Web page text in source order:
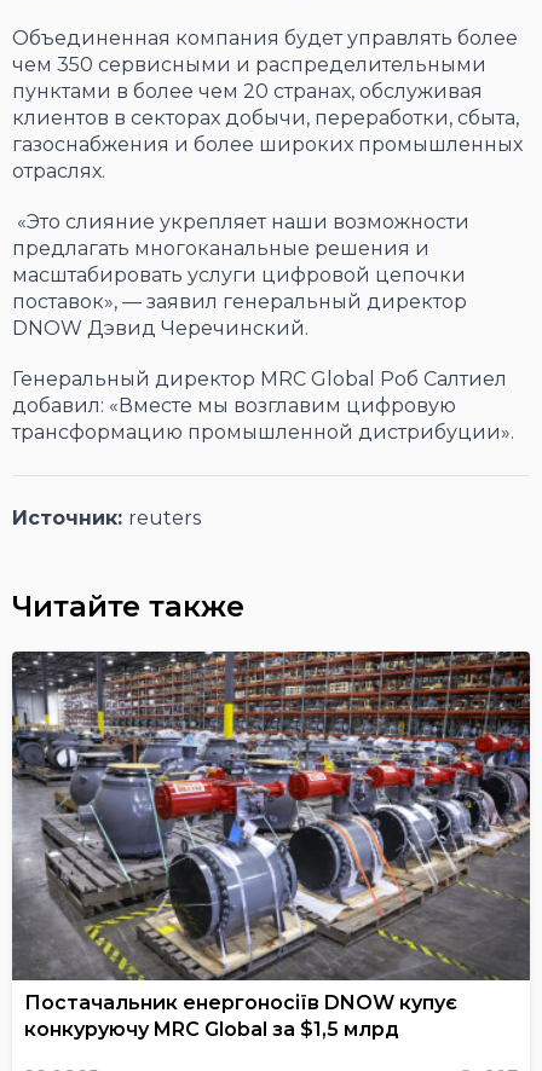
Объединенная компания будет управлять более
чем 350 сервисными и распределительными
пунктами в более чем 20 странах, обслуживая
клиентов в секторах добычи, переработки, сбыта,
газоснабжения и более широких промышленных
отраслях.
«Это слияние укрепляет наши возможности
предлагать многоканальные решения и
масштабировать услуги цифровой цепочки
поставок», — заявил генеральный директор
DNOW Дэвид Черечинский.
Генеральный директор MRC Global Роб Салтиел
добавил: «Вместе мы возглавим цифровую
трансформацию промышленной дистрибуции».
Источник: reuters
Читайте также
Постачальник енергоносіїв DNOW купує
конкуруючу MRC Global за $1,5 млрд